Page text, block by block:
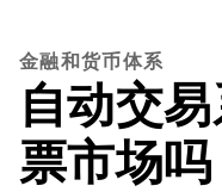
金融和货币体系
自动交
票市场吗